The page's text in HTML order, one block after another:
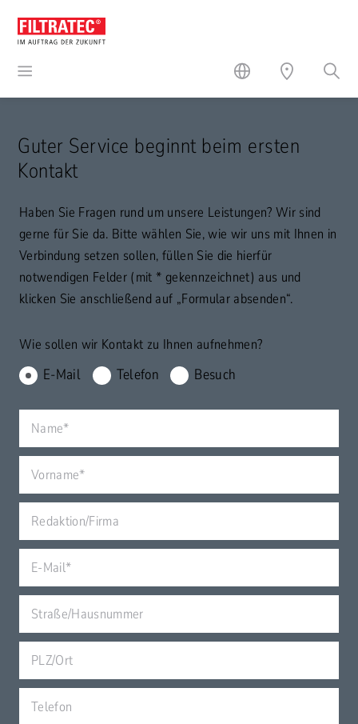
Guter Service beginnt beim ersten
Kontakt
Haben Sie Fragen rund um unsere Leistungen? Wir sind
gerne für Sie da. Bitte wählen Sie, wie wir uns mit Ihnen in
Verbindung setzen sollen, füllen Sie die hierfür
notwendigen Felder (mit * gekennzeichnet) aus und
klicken Sie anschließend auf „Formular absenden“.
Wie sollen wir Kontakt zu Ihnen aufnehmen?
E-Mail Telefon Besuch